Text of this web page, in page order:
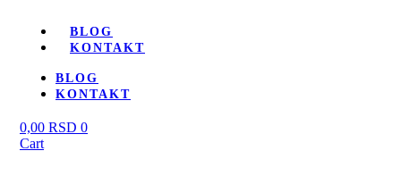
BLOG
KONTAKT
BLOG
KONTAKT
0,00 RSD 0
Cart